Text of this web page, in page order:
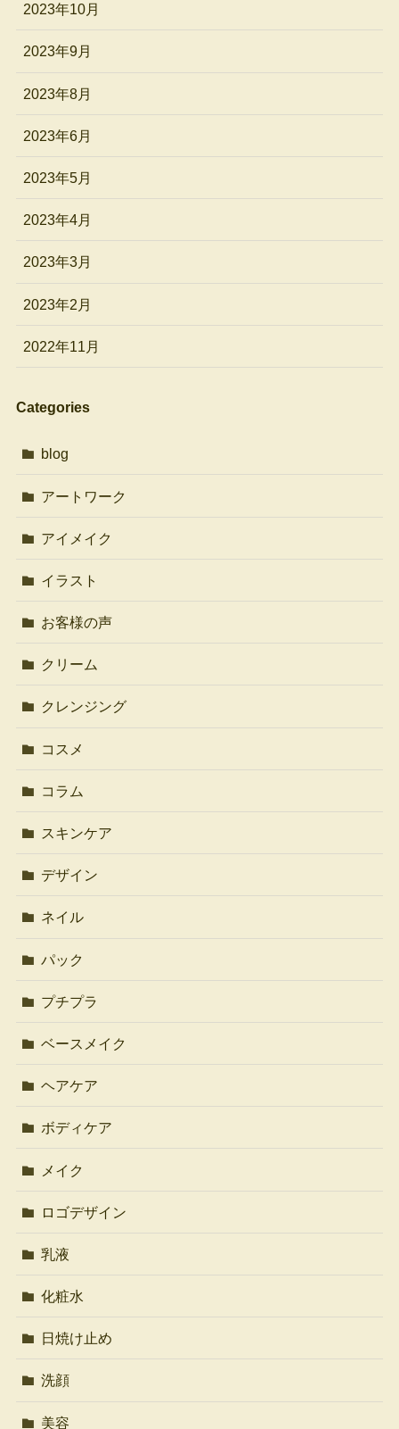
2023年10月
2023年9月
2023年8月
2023年6月
2023年5月
2023年4月
2023年3月
2023年2月
2022年11月
Categories
blog
アートワーク
アイメイク
イラスト
お客様の声
クリーム
クレンジング
コスメ
コラム
スキンケア
デザイン
ネイル
パック
プチプラ
ベースメイク
ヘアケア
ボディケア
メイク
ロゴデザイン
乳液
化粧水
日焼け止め
洗顔
美容